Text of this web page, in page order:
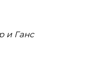
и Ганс